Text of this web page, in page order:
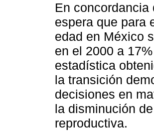
En
espera que para
edad en México
en el 2000 a
estadística
la transición
decisiones en
la disminución
reproductiva.